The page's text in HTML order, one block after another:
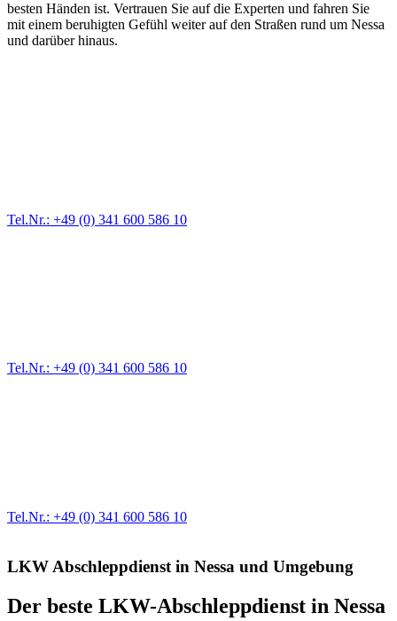
besten Händen ist. Vertrauen Sie auf die Experten und fahren Sie
mit einem beruhigten Gefühl weiter auf den Straßen rund um Nessa
und darüber hinaus.
Tel.Nr.: +49 (0) 341 600 586 10
Tel.Nr.: +49 (0) 341 600 586 10
Tel.Nr.: +49 (0) 341 600 586 10
LKW Abschleppdienst in Nessa und Umgebung
Der beste LKW-Abschleppdienst in Nessa